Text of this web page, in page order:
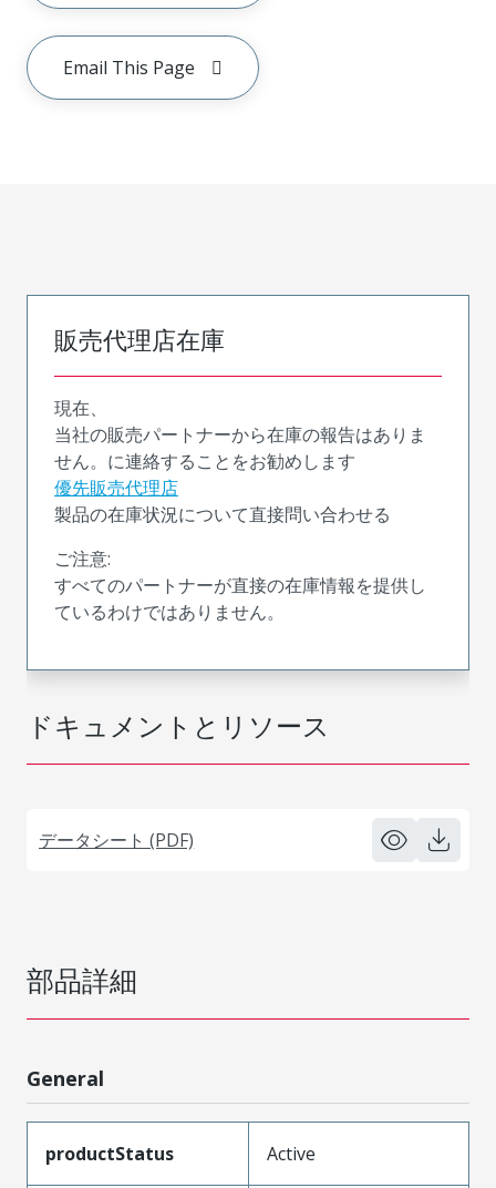
Email This Page
ドキュメントとリソース
データシート (PDF)
販売代理店在庫
現在、
当社の販売パートナーから在庫の報告はありま
せん。に連絡することをお勧めします
優先販売代理店
製品の在庫状況について直接問い合わせる
ご注意:
すべてのパートナーが直接の在庫情報を提供し
ているわけではありません。
部品詳細
General
productStatus Active